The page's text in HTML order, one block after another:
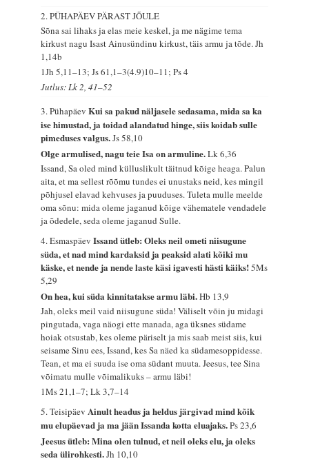
2. PÜHAPÄEV PÄRAST JÕULE
Sõna sai lihaks ja elas meie keskel, ja me nägime tema
kirkust nagu Isast Ainusündinu kirkust, täis armu ja tõde.Jh
1,14b
1Jh 5,11–13; Js 61,1–3(4.9)10–11; Ps 4
Jutlus: Lk 2, 41–52
3. PühapäevKui sa pakud näljasele sedasama, mida sa ka
ise himustad, ja toidad alandatud hinge, siis koidab sulle
pimeduses valgus.Js 58,10
Olge armulised, nagu teie Isa on armuline.Lk 6,36
Issand, Sa oled mind külluslikult täitnud kõige heaga. Palun
aita, et ma sellest rõõmu tundes ei unustaks neid, kes mingil
põhjusel elavad kehvuses ja puuduses. Tuleta mulle meelde
oma sõnu: mida oleme jaganud kõige vähematele vendadele
ja õdedele, seda oleme jaganud Sulle.
4. EsmaspäevIssand ütleb: Oleks neil ometi niisugune
süda, et nad mind kardaksid ja peaksid alati kõiki mu
käske, et nende ja nende laste käsi igavesti hästi käiks!5Ms
5,29
On hea, kui süda kinnitatakse armu läbi.Hb 13,9
Jah, oleks meil vaid niisugune süda! Väliselt võin ju midagi
pingutada, vaga näogi ette manada, aga üksnes südame
hoiak otsustab, kes oleme päriselt ja mis saab meist siis, kui
seisame Sinu ees, Issand, kes Sa näed ka südamesoppidesse.
Tean, et ma ei suuda ise oma südant muuta. Jeesus, tee Sina
võimatu mulle võimalikuks – armu läbi!
1Ms 21,1–7; Lk 3,7–14
5. TeisipäevAinult headus ja heldus järgivad mind kõik
mu elupäevad ja ma jään Issanda kotta eluajaks.Ps 23,6
Jeesus ütleb: Mina olen tulnud, et neil oleks elu, ja oleks
seda ülirohkesti.Jh 10,10